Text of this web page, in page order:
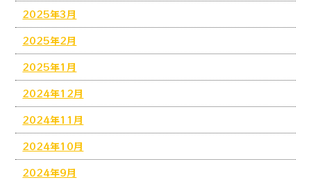
2025年3月
2025年2月
2025年1月
2024年12月
2024年11月
2024年10月
2024年9月